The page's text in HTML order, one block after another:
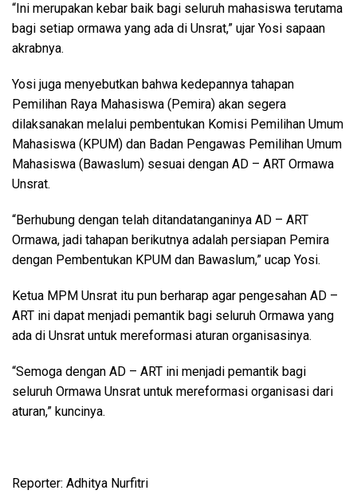
“Ini merupakan kebar baik bagi seluruh mahasiswa terutama
bagi setiap ormawa yang ada di Unsrat,” ujar Yosi sapaan
akrabnya.
Yosi juga menyebutkan bahwa kedepannya tahapan
Pemilihan Raya Mahasiswa (Pemira) akan segera
dilaksanakan melalui pembentukan Komisi Pemilihan Umum
Mahasiswa (KPUM) dan Badan Pengawas Pemilihan Umum
Mahasiswa (Bawaslum) sesuai dengan AD – ART Ormawa
Unsrat.
“Berhubung dengan telah ditandatanganinya AD – ART
Ormawa, jadi tahapan berikutnya adalah persiapan Pemira
dengan Pembentukan KPUM dan Bawaslum,” ucap Yosi.
Ketua MPM Unsrat itu pun berharap agar pengesahan AD –
ART ini dapat menjadi pemantik bagi seluruh Ormawa yang
ada di Unsrat untuk mereformasi aturan organisasinya.
“Semoga dengan AD – ART ini menjadi pemantik bagi
seluruh Ormawa Unsrat untuk mereformasi organisasi dari
aturan,” kuncinya.
Reporter: Adhitya Nurfitri